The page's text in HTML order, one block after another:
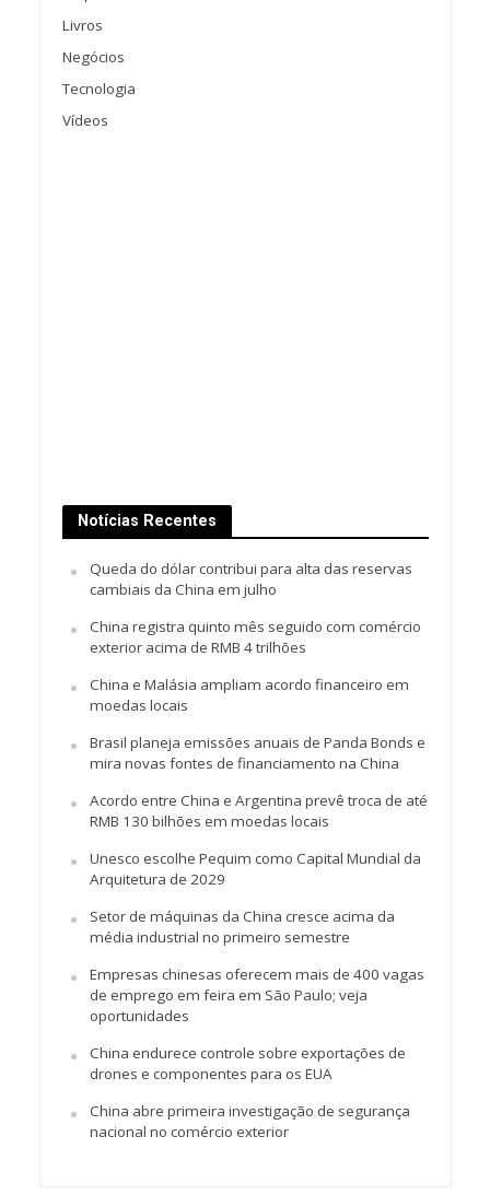
Livros
Negócios
Tecnologia
Vídeos
Notícias Recentes
Queda do dólar contribui para alta das reservas
cambiais da China em julho
China registra quinto mês seguido com comércio
exterior acima de RMB 4 trilhões
China e Malásia ampliam acordo financeiro em
moedas locais
Brasil planeja emissões anuais de Panda Bonds e
mira novas fontes de financiamento na China
Acordo entre China e Argentina prevê troca de até
RMB 130 bilhões em moedas locais
Unesco escolhe Pequim como Capital Mundial da
Arquitetura de 2029
Setor de máquinas da China cresce acima da
média industrial no primeiro semestre
Empresas chinesas oferecem mais de 400 vagas
de emprego em feira em São Paulo; veja
oportunidades
China endurece controle sobre exportações de
drones e componentes para os EUA
China abre primeira investigação de segurança
nacional no comércio exterior